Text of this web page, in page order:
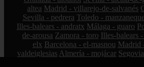
altea Madrid - villarejo-de-salvanés
Sevilla - pedrera Toledo - manzaneque
Illes-balears - andratx Málaga - guaro
de-arousa Zamora - toro Illes-balears
elx Barcelona - el-masnou Madrid
valdeiglesias Almería - mojácar